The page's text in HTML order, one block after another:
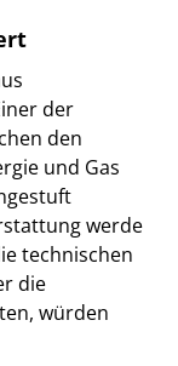
der
den
und Gas
werde
technischen
die
würden